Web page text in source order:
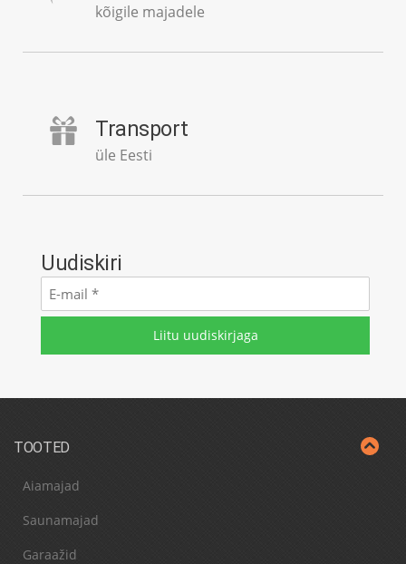
kõigile majadele
Transport
üle Eesti
Uudiskiri
E-
mail
TOOTED
Aiamajad
Saunamajad
Garaažid